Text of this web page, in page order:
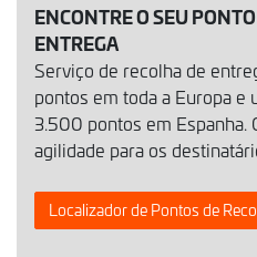
ENCONTRE O SEU
ENTREGA
Serviço de recolha de
pontos em toda a Europa e
3.500 pontos em Espanha.
agilidade para os
Localizador de Pontos de